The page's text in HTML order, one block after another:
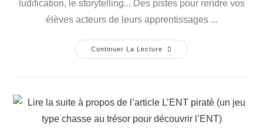
ludification, le storytelling... Des pistes pour rendre vos
élèves acteurs de leurs apprentissages ...
Continuer La Lecture